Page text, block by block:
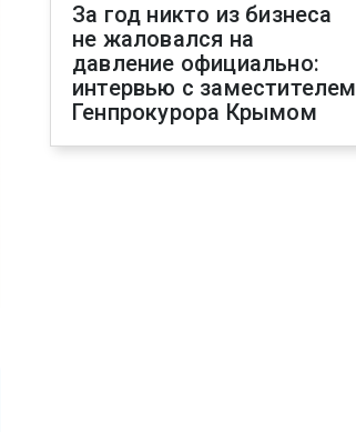
За год никто из бизнеса
не жаловался на
давление официально:
интервью с заместителем
Генпрокурора Крымом